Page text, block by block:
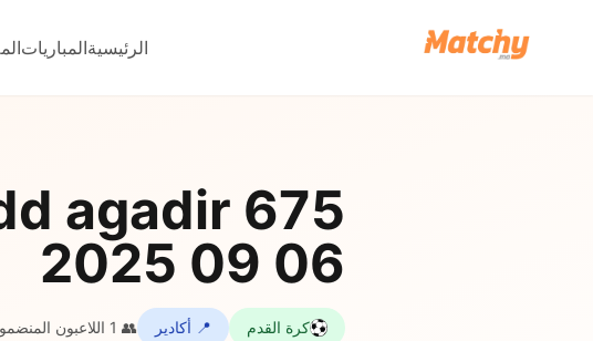
الرئيسيةالمباريات
agadir
2025 09 06
كرة القدم 📍 أكادير 👥 1 اللاعبون المنضمون